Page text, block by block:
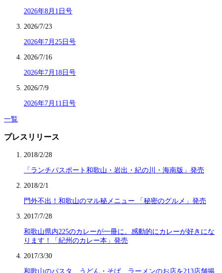
2026年8月1日号
2026/7/23
2026年7月25日号
2026/7/16
2026年7月18日号
2026/7/9
2026年7月11日号
一覧
プレスリリース
2018/2/28
「ランチパスポート和歌山・岩出・紀の川・海南版」発売
2018/2/1
門外不出！和歌山のマル秘メニュー 「秘密のグルメ」発売
2017/7/28
和歌山県内225のカレーが一冊に。感動的にカレーが好きにな
ります！「紀州のカレー本」発売
2017/3/30
和歌山のパスタ、うどん・そば、ラーメンのお店を213店舗掲